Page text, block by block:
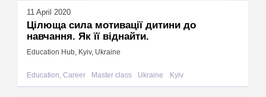
11 April 2020
Цілюща сила мотивації дитини до
навчання. Як її віднайти.
Education Hub, Kyiv, Ukraine
Education, Career Master class Ukraine Kyiv